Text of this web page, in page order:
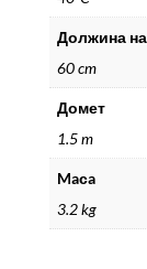
Должина
60 cm
Домет
1.5 m
Maсa
3.2 kg